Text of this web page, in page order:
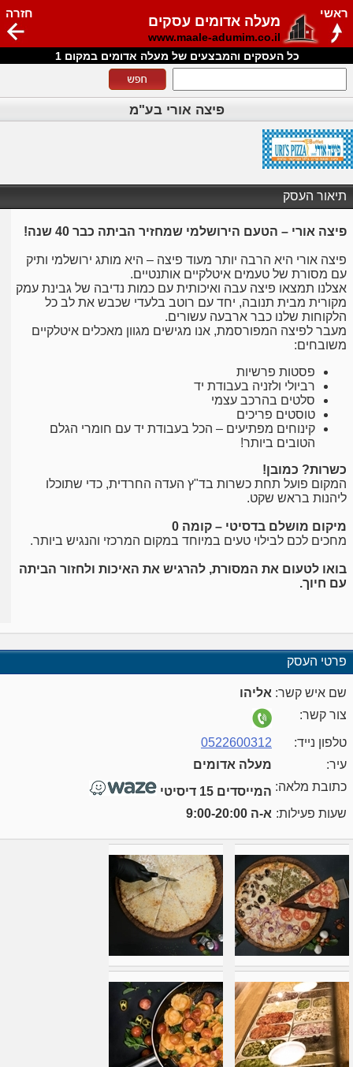
מעלה אדומים עסקים
www.maale-adumim.co.il
חזרה ראשי
כל העסקים והמבצעים של מעלה אדומים במקום 1
פיצה אורי בע"מ
תיאור העסק
פיצה אורי – הטעם הירושלמי שמחזיר הביתה כבר 40 שנה!
פיצה אורי היא הרבה יותר מעוד פיצה – היא מותג ירושלמי ותיק
עם מסורת של טעמים איטלקיים אותנטיים.
אצלנו תמצאו פיצה עבה ואיכותית עם כמות נדיבה של גבינת עמק
מקורית מבית תנובה, יחד עם רוטב בלעדי שכבש את לב כל
הלקוחות שלנו כבר ארבעה עשורים.
מעבר לפיצה המפורסמת, אנו מגישים מגוון מאכלים איטלקיים
משובחים:
פסטות פרשיות
רביולי ולזניה בעבודת יד
סלטים בהרכב עצמי
טוסטים פריכים
קינוחים מפתיעים – הכל בעבודת יד עם חומרי הגלם
הטובים ביותר!
כשרות? כמובן!
המקום פועל תחת כשרות בד"ץ העדה החרדית, כדי שתוכלו
ליהנות בראש שקט.
מיקום מושלם בדסיטי – קומה 0
מחכים לכם לבילוי טעים במיוחד במקום המרכזי והנגיש ביותר.
בואו לטעום את המסורת, להרגיש את האיכות ולחזור הביתה
עם חיוך.
פרטי העסק
שם איש קשר: אליהו
צור קשר:
טלפון נייד:
0522600312
עיר:
מעלה אדומים
כתובת מלאה: המייסדים 15 דיסיטי
שעות פעילות: א-ה 9:00-20:00